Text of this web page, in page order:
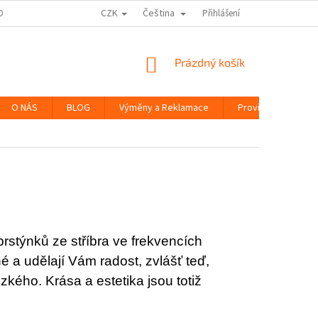
OBCHODU CZK Čeština Přihlášení
NÁKUPNÍ
Prázdný košík
O NÁS BLOG Výměny a Reklamace
Provizní systém
ze stříbra ve frekvencích
a udělají Vám radost, zvlášť teď,
Krása a estetika jsou totiž